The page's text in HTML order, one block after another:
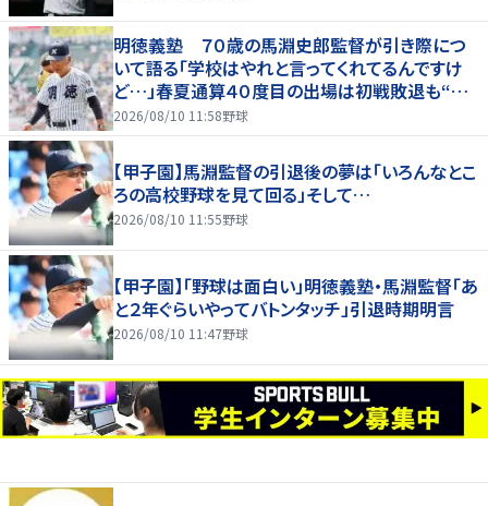
明徳義塾 ７０歳の馬淵史郎監督が引き際につ
いて語る「学校はやれと言ってくれてるんですけ
ど…」春夏通算４０度目の出場は初戦敗退も“馬
淵節”炸裂
2026/08/10 11:58野球
【甲子園】馬淵監督の引退後の夢は「いろんなとこ
ろの高校野球を見て回る」そして…
2026/08/10 11:55野球
【甲子園】「野球は面白い」明徳義塾・馬淵監督「あ
と２年ぐらいやってバトンタッチ」引退時期明言
2026/08/10 11:47野球